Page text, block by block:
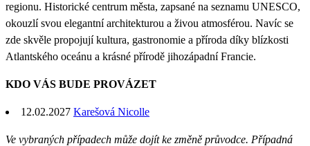
regionu. Historické centrum města, zapsané na seznamu UNESCO,
okouzlí svou elegantní architekturou a živou atmosférou. Navíc se
zde skvěle propojují kultura, gastronomie a příroda díky blízkosti
Atlantského oceánu a krásné přírodě jihozápadní Francie.
KDO VÁS BUDE PROVÁZET
12.02.2027 Karešová Nicolle
Ve vybraných případech může dojít ke změně průvodce. Případná